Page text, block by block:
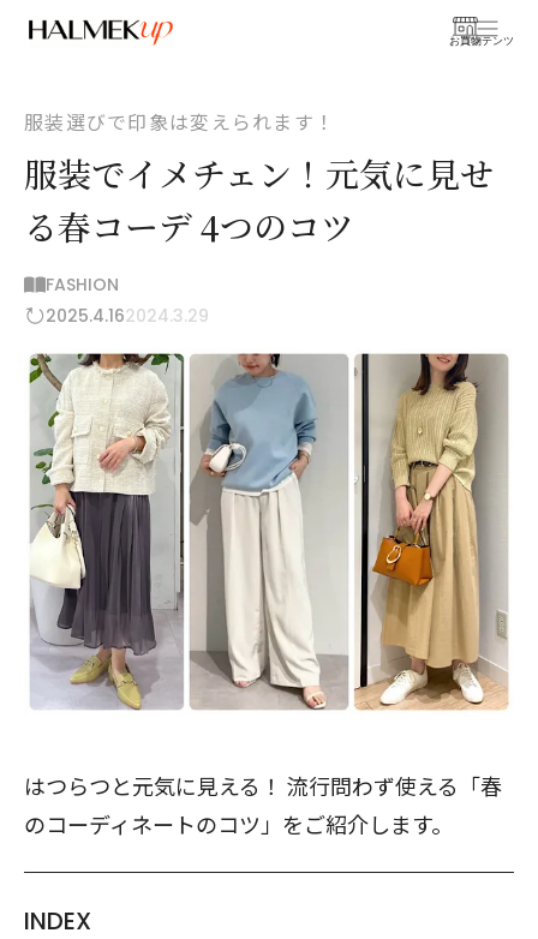
お買物
コンテンツ
服装選びで印象は変えられます！
服装でイメチェン！元気に見せ
る春コーデ 4つのコツ
FASHION
2025.4.162024.3.29
はつらつと元気に見える！ 流行問わず使える「春
のコーディネートのコツ」をご紹介します。
INDEX